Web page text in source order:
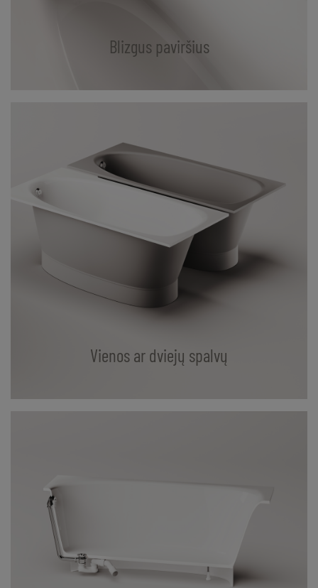
Blizgus paviršius
Vienos ar dviejų spalvų